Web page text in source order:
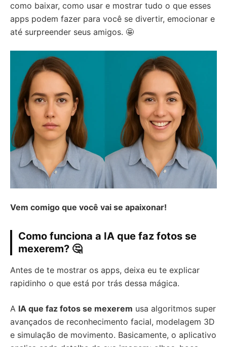
como baixar, como usar e mostrar tudo o que esses
apps podem fazer para você se divertir, emocionar e
até surpreender seus amigos. 🤩
Vem comigo que você vai se apaixonar!
Como funciona a IA que faz fotos se
mexerem? 🤔
Antes de te mostrar os apps, deixa eu te explicar
rapidinho o que está por trás dessa mágica.
A IA que faz fotos se mexerem usa algoritmos super
avançados de reconhecimento facial, modelagem 3D
e simulação de movimento. Basicamente, o aplicativo